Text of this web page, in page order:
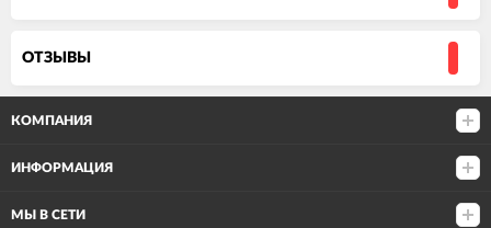
ОТЗЫВЫ
КОМПАНИЯ
ИНФОРМАЦИЯ
МЫ В СЕТИ